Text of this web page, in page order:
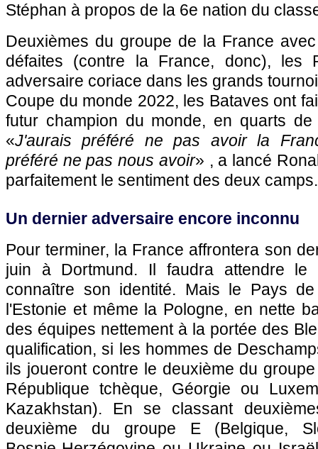
Stéphan à propos de la 6e nation du
Deuxièmes du groupe de la France
défaites (contre la France, donc), les
adversaire coriace dans les grands
Coupe du monde 2022, les Bataves ont
futur champion du monde, en quarts
«J'aurais préféré ne pas avoir la
préféré ne pas nous avoir» , a lancé
parfaitement le sentiment des deux camps.
Un dernier adversaire encore inconnu
Pour terminer, la France affrontera son
juin à Dortmund. Il faudra attendre
connaître son identité. Mais le Pays
l'Estonie et même la Pologne, en nette
des équipes nettement à la portée des
qualification, si les hommes de
ils joueront contre le deuxième du
République tchèque, Géorgie ou
Kazakhstan). En se classant
deuxième du groupe E (Belgique,